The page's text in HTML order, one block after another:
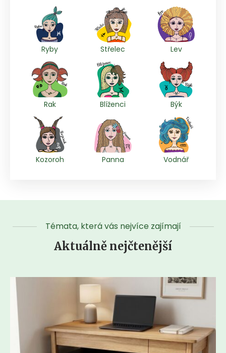
Ryby Střelec Lev
Rak Blíženci Býk
Kozoroh Panna Vodnář
Témata, která vás nejvíce zajímají
Aktuálně nejčtenější